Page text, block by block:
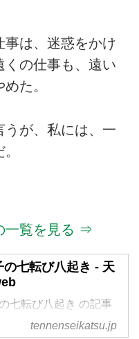
事は、迷惑をかけ
くの仕事も、遠い
た。
うが、私には、一
一覧を見る ⇒
の七転び八起き - 天
七転び八起き の記事
tennenseikatsu.jp